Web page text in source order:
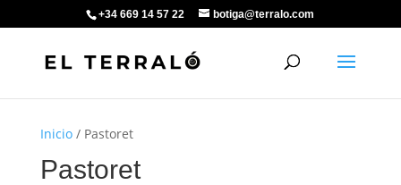
+34 669 14 57 22 botiga@terralo.com
Inicio/ Pastoret
Pastoret